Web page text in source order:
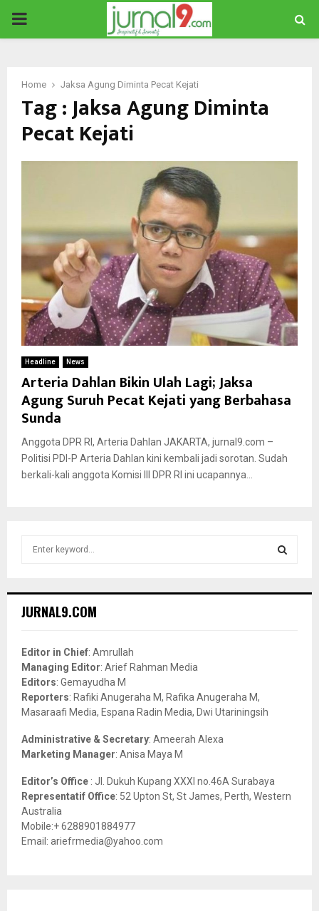
PRIMARY
Home Jaksa Agung Diminta Pecat Kejati
Tag : Jaksa Agung Diminta
Pecat Kejati
Headline News
Arteria Dahlan Bikin Ulah Lagi; Jaksa
Agung Suruh Pecat Kejati yang Berbahasa
Sunda
Anggota DPR RI, Arteria Dahlan JAKARTA, jurnal9.com –
Politisi PDI-P Arteria Dahlan kini kembali jadi sorotan. Sudah
berkali-kali anggota Komisi III DPR RI ini ucapannya...
h
o
r
:
JURNAL9.COM
Editor in Chief: Amrullah
Managing Editor: Arief Rahman Media
Editors: Gemayudha M
Reporters: Rafiki Anugeraha M, Rafika Anugeraha M,
Masaraafi Media, Espana Radin Media, Dwi Utariningsih
Administrative & Secretary: Ameerah Alexa
Marketing Manager: Anisa Maya M
Editor’s Office : Jl. Dukuh Kupang XXXI no.46A Surabaya
Representatif Office: 52 Upton St, St James, Perth, Western
Australia
Mobile:+ 6288901884977
Email: ariefrmedia@yahoo.com